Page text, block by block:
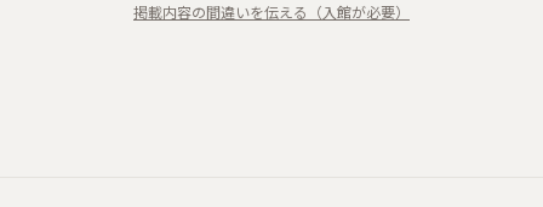
掲載内容の間違いを伝える（入館が必要）